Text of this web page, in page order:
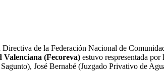
de la Federación Nacional de
Valenciana (Fecoreva) estuvo respresentada
José Bernabé (Juzgado Privativo de